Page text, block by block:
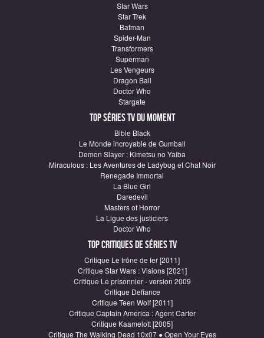
Star Wars
Star Trek
Batman
Spider-Man
Transformers
Superman
Les Vengeurs
Dragon Ball
Doctor Who
Stargate
Top Séries TV du moment
Bible Black
Le Monde incroyable de Gumball
Demon Slayer : Kimetsu no Yaiba
Miraculous : Les Aventures de Ladybug et Chat Noir
Renegade Immortal
La Blue Girl
Daredevil
Masters of Horror
La Ligue des justiciers
Doctor Who
Top critiques de Séries TV
Critique Le trône de fer [2011]
Critique Star Wars : Visions [2021]
Critique Le prisonnier - version 2009
Critique Defiance
Critique Teen Wolf [2011]
Critique Captain America : Agent Carter
Critique Kaamelott [2005]
Critique The Walking Dead 10x07 ● Open Your Eyes